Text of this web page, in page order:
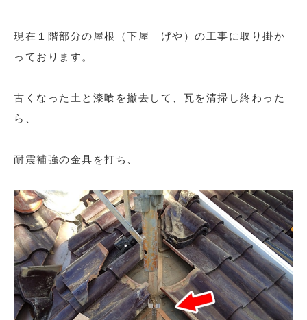
現在１階部分の屋根（下屋 げや）の工事に取り掛か
っております。
古くなった土と漆喰を撤去して、瓦を清掃し終わった
ら、
耐震補強の金具を打ち、